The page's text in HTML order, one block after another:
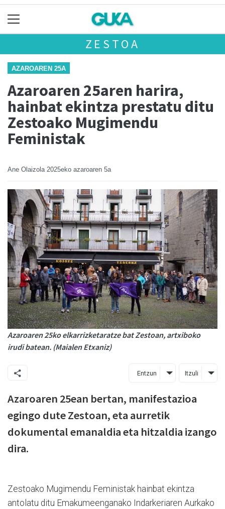
ZESTOA
AZAROAREN 25A
Azaroaren 25aren harira,
hainbat ekintza prestatu ditu
Zestoako Mugimendu
Feministak
Ane Olaizola 2025eko azaroaren 5a
Azaroaren 25ko elkarrizketaratze bat Zestoan, artxiboko
irudi batean. (Maialen Etxaniz)
Entzun Itzuli
Azaroaren 25ean bertan, manifestazioa
egingo dute Zestoan, eta aurretik
dokumental emanaldia eta hitzaldia izango
dira.
Zestoako Mugimendu Feministak hainbat ekintza
antolatu ditu Emakumeenganako Indarkeriaren Aurkako